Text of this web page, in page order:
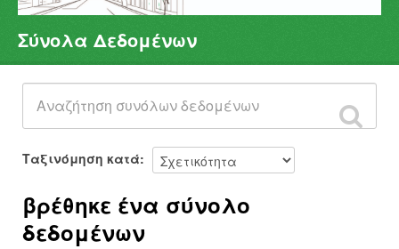
Σύνολα Δεδομένων
Φορείς
Ομάδες
Σχετικά
Σύνολα Δεδομένων
Ταξινόμηση κατά
βρέθηκε ένα σύνολο
δεδομένων